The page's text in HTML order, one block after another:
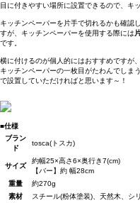
目に付きやすい場所に設置できるので、キ
キッチンペーパーを片手で切れるかも確認
すが、キッチンペーパーを使用する際には
です。
横に付けるのが個人的にはおすすめですが
キッチンペーパーの一枚目がたわんでしま
で設置していただければと思います～！
■仕様
ブラン
ド
tosca(トスカ)
サイズ
約幅25×高さ6×奥行き7(cm)
【バー】約 幅28cm
重量
約270g
素材
スチール(粉体塗装)、天然木、シ